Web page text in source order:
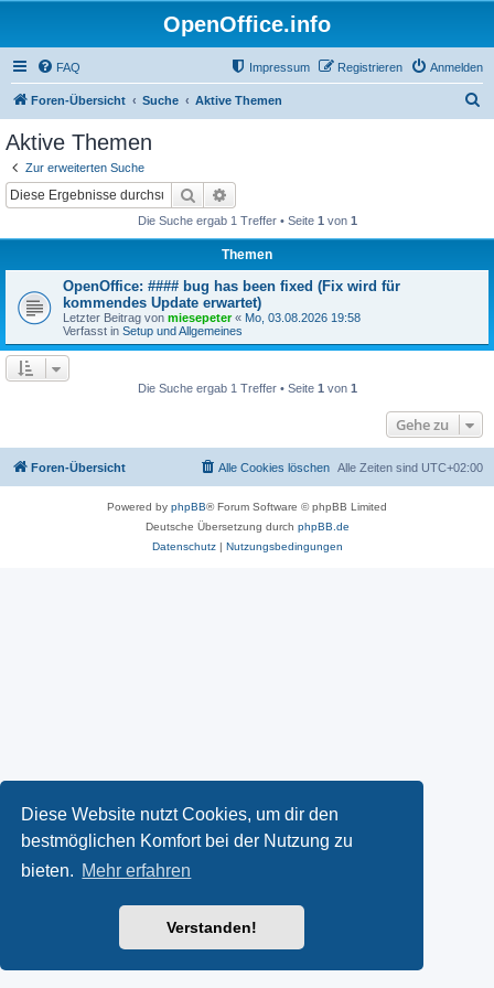
Diese Website nutzt Cookies, um dir den
bestmöglichen Komfort bei der Nutzung zu
bieten. Mehr erfahren
Verstanden!
OpenOffice.info
FAQ Anmelden
Registrieren
Impressum
Foren-Übersicht Suche Aktive Themen
Aktive Themen
Zur erweiterten Suche
Suche
Die Suche ergab 1 Treffer • Seite 1 von 1
Themen
OpenOffice: #### bug has been fixed (Fix wird für
kommendes Update erwartet)
Letzter Beitrag von miesepeter« Mo, 03.08.2026 19:58
Verfasst in Setup und Allgemeines
Die Suche ergab 1 Treffer • Seite 1 von 1
Gehe zu
Foren-Übersicht Alle Zeiten sind UTC+02:00
Alle Cookies löschen
Powered by phpBB® Forum Software © phpBB Limited
Deutsche Übersetzung durch phpBB.de
Datenschutz| Nutzungsbedingungen